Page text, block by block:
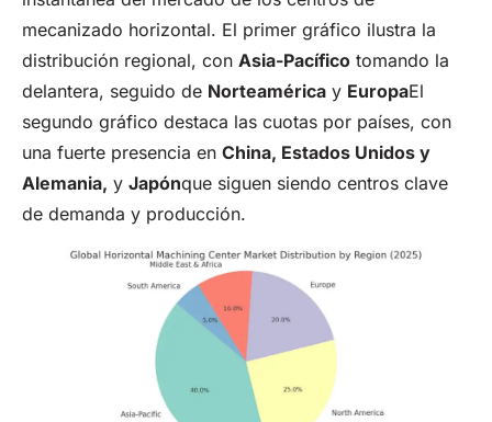
mecanizado horizontal. El primer gráfico ilustra la
distribución regional, con Asia-Pacífico tomando la
delantera, seguido de Norteamérica y EuropaEl
segundo gráfico destaca las cuotas por países, con
una fuerte presencia en China, Estados Unidos y
Alemania, y Japónque siguen siendo centros clave
de demanda y producción.